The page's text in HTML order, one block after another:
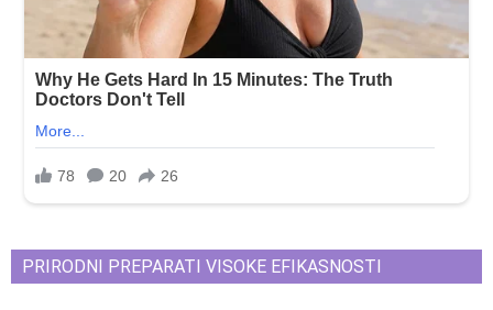
PRIRODNI PREPARATI VISOKE EFIKASNOSTI